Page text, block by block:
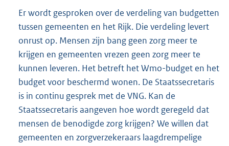
Er wordt gesproken over de verdeling van budgetten
tussen gemeenten en het Rijk. Die verdeling levert
onrust op. Mensen zijn bang geen zorg meer te
krijgen en gemeenten vrezen geen zorg meer te
kunnen leveren. Het betreft het Wmo-budget en het
budget voor beschermd wonen. De Staatssecretaris
is in continu gesprek met de VNG. Kan de
Staatssecretaris aangeven hoe wordt geregeld dat
mensen de benodigde zorg krijgen? We willen dat
gemeenten en zorgverzekeraars laagdrempelige